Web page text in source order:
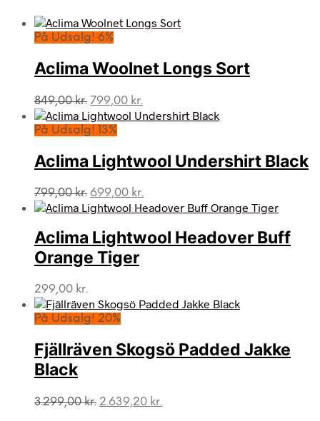
På Udsalg! 6%
Aclima Woolnet Longs Sort
849,00kr. Den
oprindelige
pris
849,00 kr..
799,00 kr.
aktuelle
799,00 kr..
På Udsalg! 13%
Aclima Lightwool Undershirt Black
799,00kr. Den
oprindelige
var:
799,00 kr..
699,00 kr.
aktuelle
er:
699,00 kr..
Aclima Lightwool Headover Buff
Orange Tiger
299,00 kr.
På Udsalg! 20%
Fjällräven Skogsö Padded Jakke
Black
3.299,00kr. Den
2.639,20 kr.